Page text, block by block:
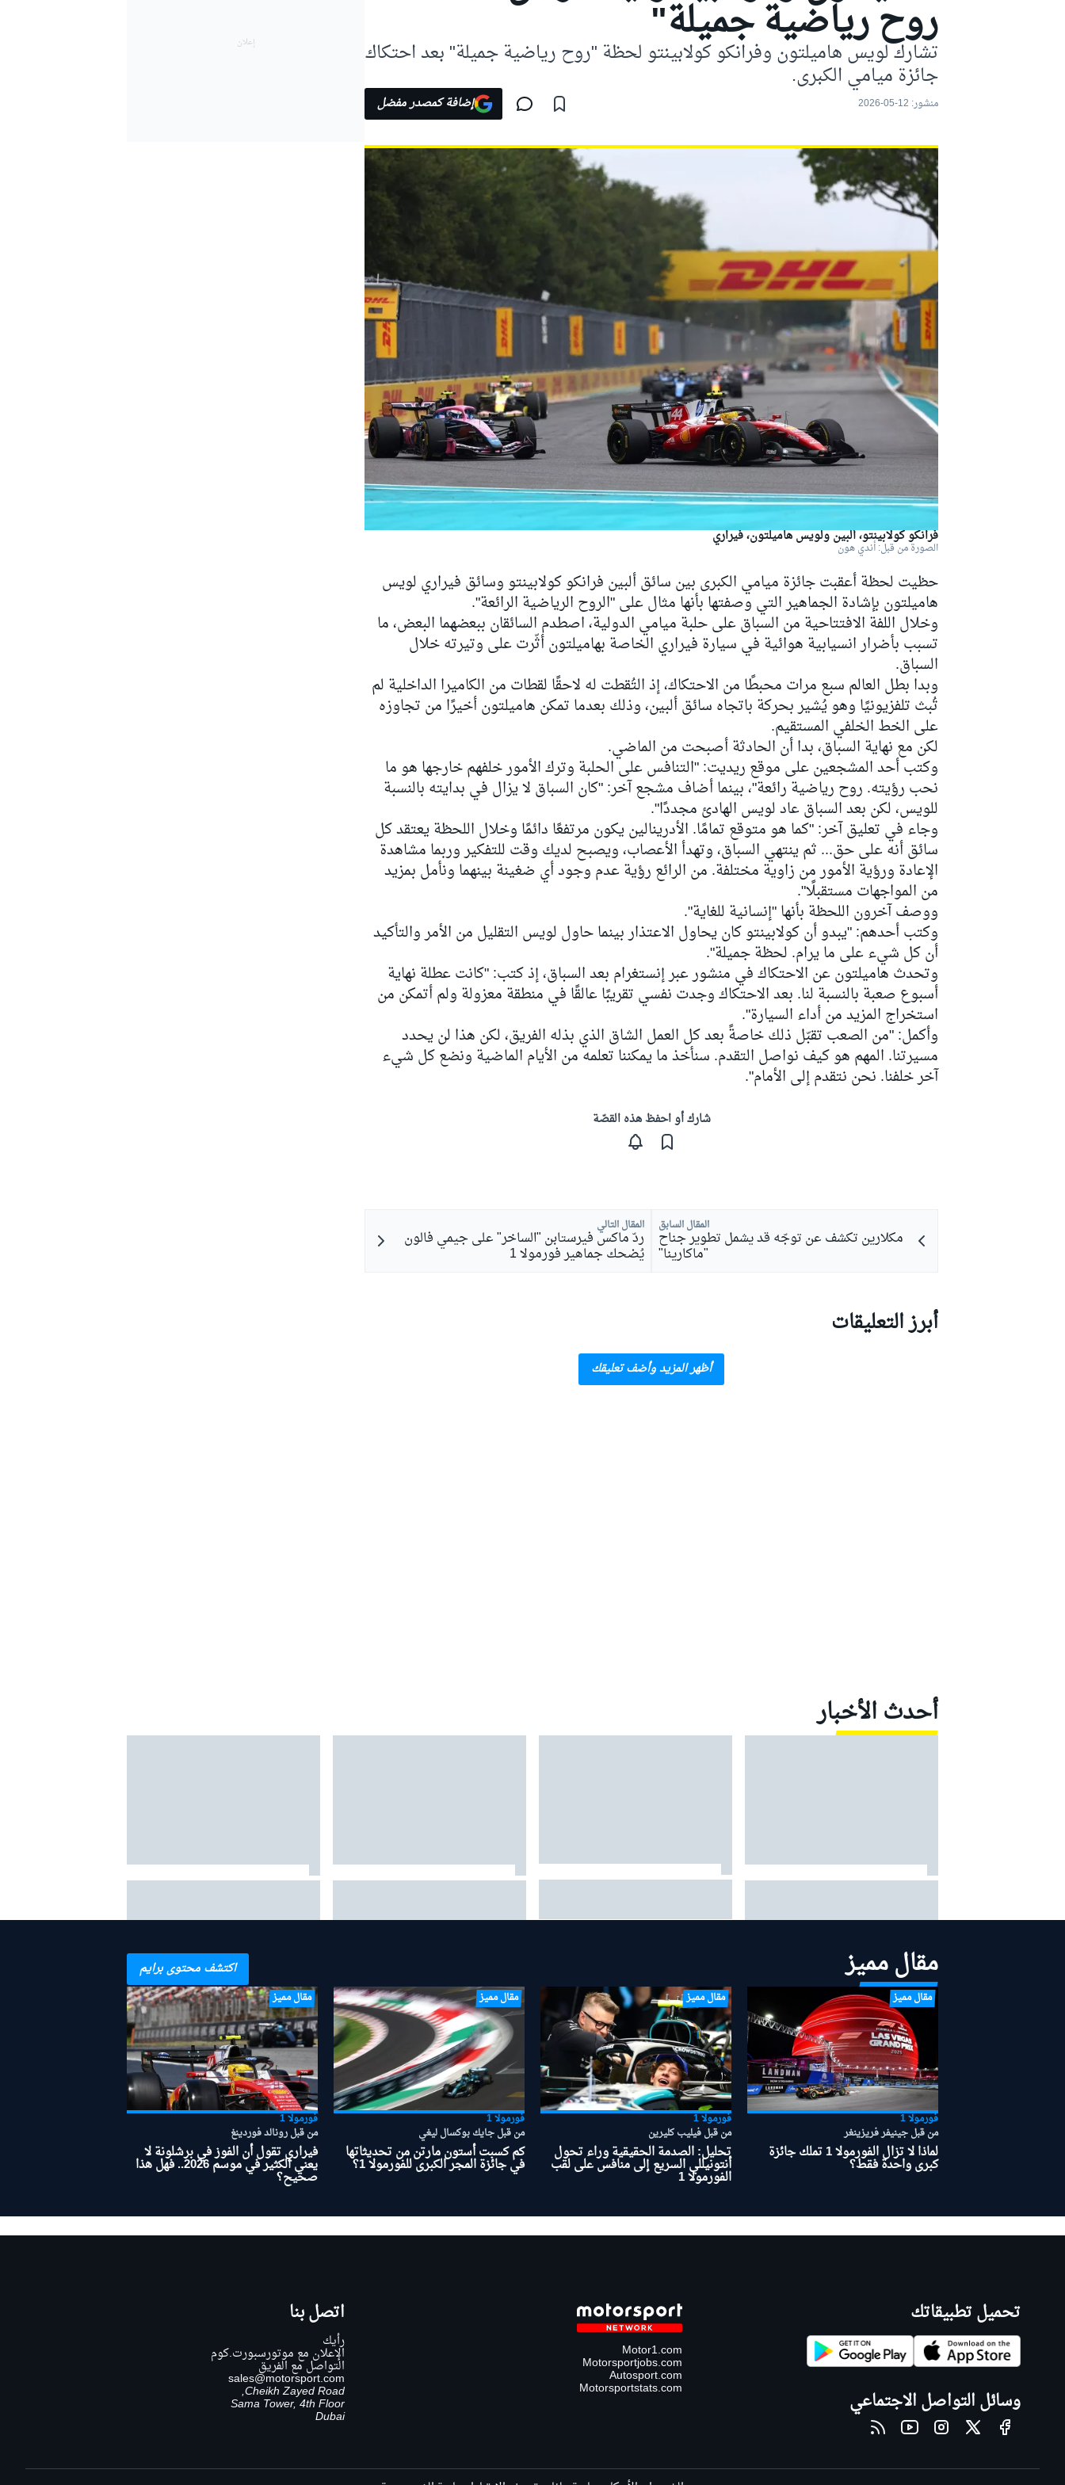
موتو جي بي
فورمولا إي
دبليو آر سي
سباقات التحمّل
روح رياضية جميلة"
تشارك لويس هاميلتون وفرانكو كولابينتو لحظة "روح رياضية جميلة" بعد احتكاك
جائزة ميامي الكبرى.
منشور: 12-05-2026 إضافة كمصدر مفضل
فرانكو كولابينتو، ألبين ولويس هاميلتون، فيراري
الصورة من قبل: أندي هون
حظيت لحظة أعقبت جائزة ميامي الكبرى بين سائق ألبين فرانكو كولابينتو وسائق فيراري لويس
هاميلتون بإشادة الجماهير التي وصفتها بأنها مثال على "الروح الرياضية الرائعة".
وخلال اللفة الافتتاحية من السباق على حلبة ميامي الدولية، اصطدم السائقان ببعضهما البعض، ما
تسبب بأضرار انسيابية هوائية في سيارة فيراري الخاصة بهاميلتون أثّرت على وتيرته خلال
السباق.
وبدا بطل العالم سبع مرات محبطًا من الاحتكاك، إذ التُقطت له لاحقًا لقطات من الكاميرا الداخلية لم
تُبث تلفزيونيًا وهو يُشير بحركة باتجاه سائق ألبين، وذلك بعدما تمكن هاميلتون أخيرًا من تجاوزه
على الخط الخلفي المستقيم.
لكن مع نهاية السباق، بدا أن الحادثة أصبحت من الماضي.
وكتب أحد المشجعين على موقع ريديت: "التنافس على الحلبة وترك الأمور خلفهم خارجها هو ما
نحب رؤيته. روح رياضية رائعة"، بينما أضاف مشجع آخر: "كان السباق لا يزال في بدايته بالنسبة
للويس، لكن بعد السباق عاد لويس الهادئ مجددًا".
وجاء في تعليق آخر: "كما هو متوقع تمامًا. الأدرينالين يكون مرتفعًا دائمًا وخلال اللحظة يعتقد كل
سائق أنه على حق... ثم ينتهي السباق، وتهدأ الأعصاب، ويصبح لديك وقت للتفكير وربما مشاهدة
الإعادة ورؤية الأمور من زاوية مختلفة. من الرائع رؤية عدم وجود أي ضغينة بينهما ونأمل بمزيد
من المواجهات مستقبلًا".
ووصف آخرون اللحظة بأنها "إنسانية للغاية".
وكتب أحدهم: "يبدو أن كولابينتو كان يحاول الاعتذار بينما حاول لويس التقليل من الأمر والتأكيد
أن كل شيء على ما يرام. لحظة جميلة".
وتحدث هاميلتون عن الاحتكاك في منشور عبر إنستغرام بعد السباق، إذ كتب: "كانت عطلة نهاية
أسبوع صعبة بالنسبة لنا. بعد الاحتكاك وجدت نفسي تقريبًا عالقًا في منطقة معزولة ولم أتمكن من
استخراج المزيد من أداء السيارة".
وأكمل: "من الصعب تقبّل ذلك خاصةً بعد كل العمل الشاق الذي بذله الفريق، لكن هذا لن يحدد
مسيرتنا. المهم هو كيف نواصل التقدم. سنأخذ ما يمكننا تعلمه من الأيام الماضية ونضع كل شيء
آخر خلفنا. نحن نتقدم إلى الأمام".
شارك أو احفظ هذه القصّة
المقال السابق
مكلارين تكشف عن توجّه قد يشمل تطوير جناح
"ماكارينا"
المقال التالي
ردّ ماكس فيرستابن "الساخر" على جيمي فالون
يُضحك جماهير فورمولا 1
أبرز التعليقات
أظهر المزيد وأضف تعليقك
أحدث الأخبار
كولتارد: حظ راسل السيئ في موسم ماركيز: "الفوز بلقب آخر لن يغيّر حياتي.. ألونسو يقود سيارته لامبورغيني الخارقة مرسيدس: "من المبكر جدًا" منح
مقال مميز اكتشف محتوى برايم
مقال مميز
فورمولا 1
من قبل جينيفر فريزينغر
لماذا لا تزال الفورمولا 1 تملك جائزة
كبرى واحدة فقط؟
مقال مميز
فورمولا 1
من قبل فيليب كليرين
تحليل: الصدمة الحقيقية وراء تحول
أنتونيللي السريع إلى منافس على لقب
الفورمولا 1
مقال مميز
فورمولا 1
من قبل جايك بوكسال ليغي
كم كسبت أستون مارتن من تحديثاتها
في جائزة المجر الكبرى للفورمولا 1؟
مقال مميز
فورمولا 1
من قبل رونالد فوردينغ
فيراري تقول أن الفوز في برشلونة لا
يعني الكثير في موسم 2026.. فهل هذا
صحيح؟
تحميل تطبيقاتك
وسائل التواصل الاجتماعي
Motor1.com
Motorsportjobs.com
Autosport.com
Motorsportstats.com
اتصل بنا
رأيك
الإعلان مع موتورسبورت.كوم
التواصل مع الفريق
sales@motorsport.com
Cheikh Zayed Road,
Sama Tower, 4th Floor
Dubai